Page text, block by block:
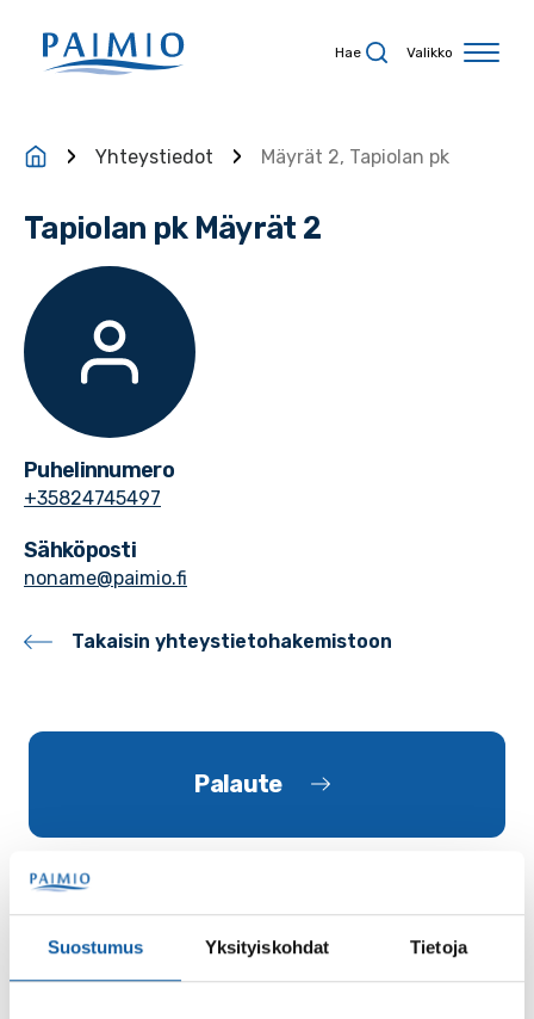
Suostumus Yksityiskohdat Tietoja
Hae Valikko
Yhteystiedot Mäyrät 2, Tapiolan pk
Tapiolan pk Mäyrät 2
Puhelinnumero
+35824745497
Sähköposti
noname@paimio.fi
Takaisin yhteystietohakemistoon
Palaute